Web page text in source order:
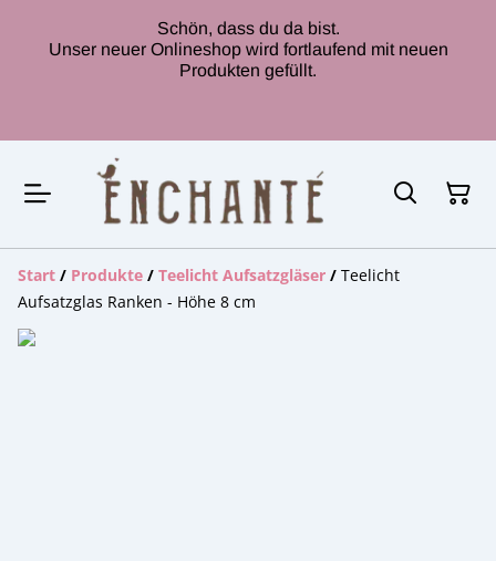
Schön, dass du da bist.
Unser neuer Onlineshop wird fortlaufend mit neuen
Produkten gefüllt.
Start / Produkte / Teelicht Aufsatzgläser / Teelicht
Aufsatzglas Ranken - Höhe 8 cm